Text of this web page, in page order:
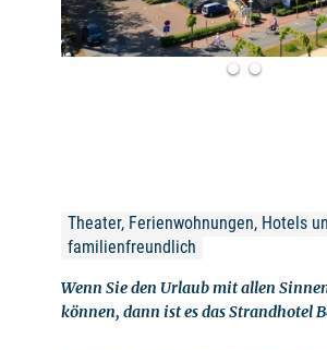
Theater, Ferienwohnungen, Hotels
familienfreundlich
Wenn Sie den Urlaub mit allen
können, dann ist es das Strandhotel